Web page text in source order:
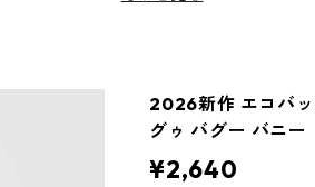
2026新作 エコバ
グゥ バグー バニー
¥2,640